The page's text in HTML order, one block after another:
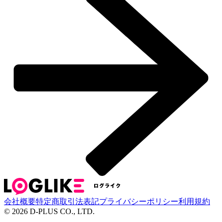
会社概要特定商取引法表記プライバシーポリシー利用規約
© 2026 D-PLUS CO., LTD.